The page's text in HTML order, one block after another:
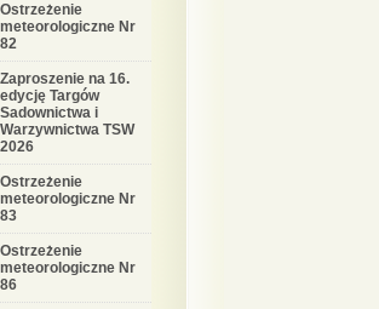
Ostrzeżenie
meteorologiczne Nr
82
Zaproszenie na 16.
edycję Targów
Sadownictwa i
Warzywnictwa TSW
2026
Ostrzeżenie
meteorologiczne Nr
83
Ostrzeżenie
meteorologiczne Nr
86